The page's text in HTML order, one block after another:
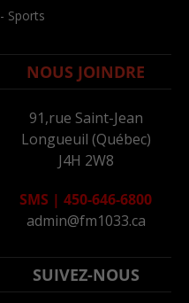
- Sports
NOUS JOINDRE
91,rue Saint-Jean
Longueuil (Québec)
J4H 2W8
SMS | 450-646-6800
admin@fm1033.ca
SUIVEZ-NOUS